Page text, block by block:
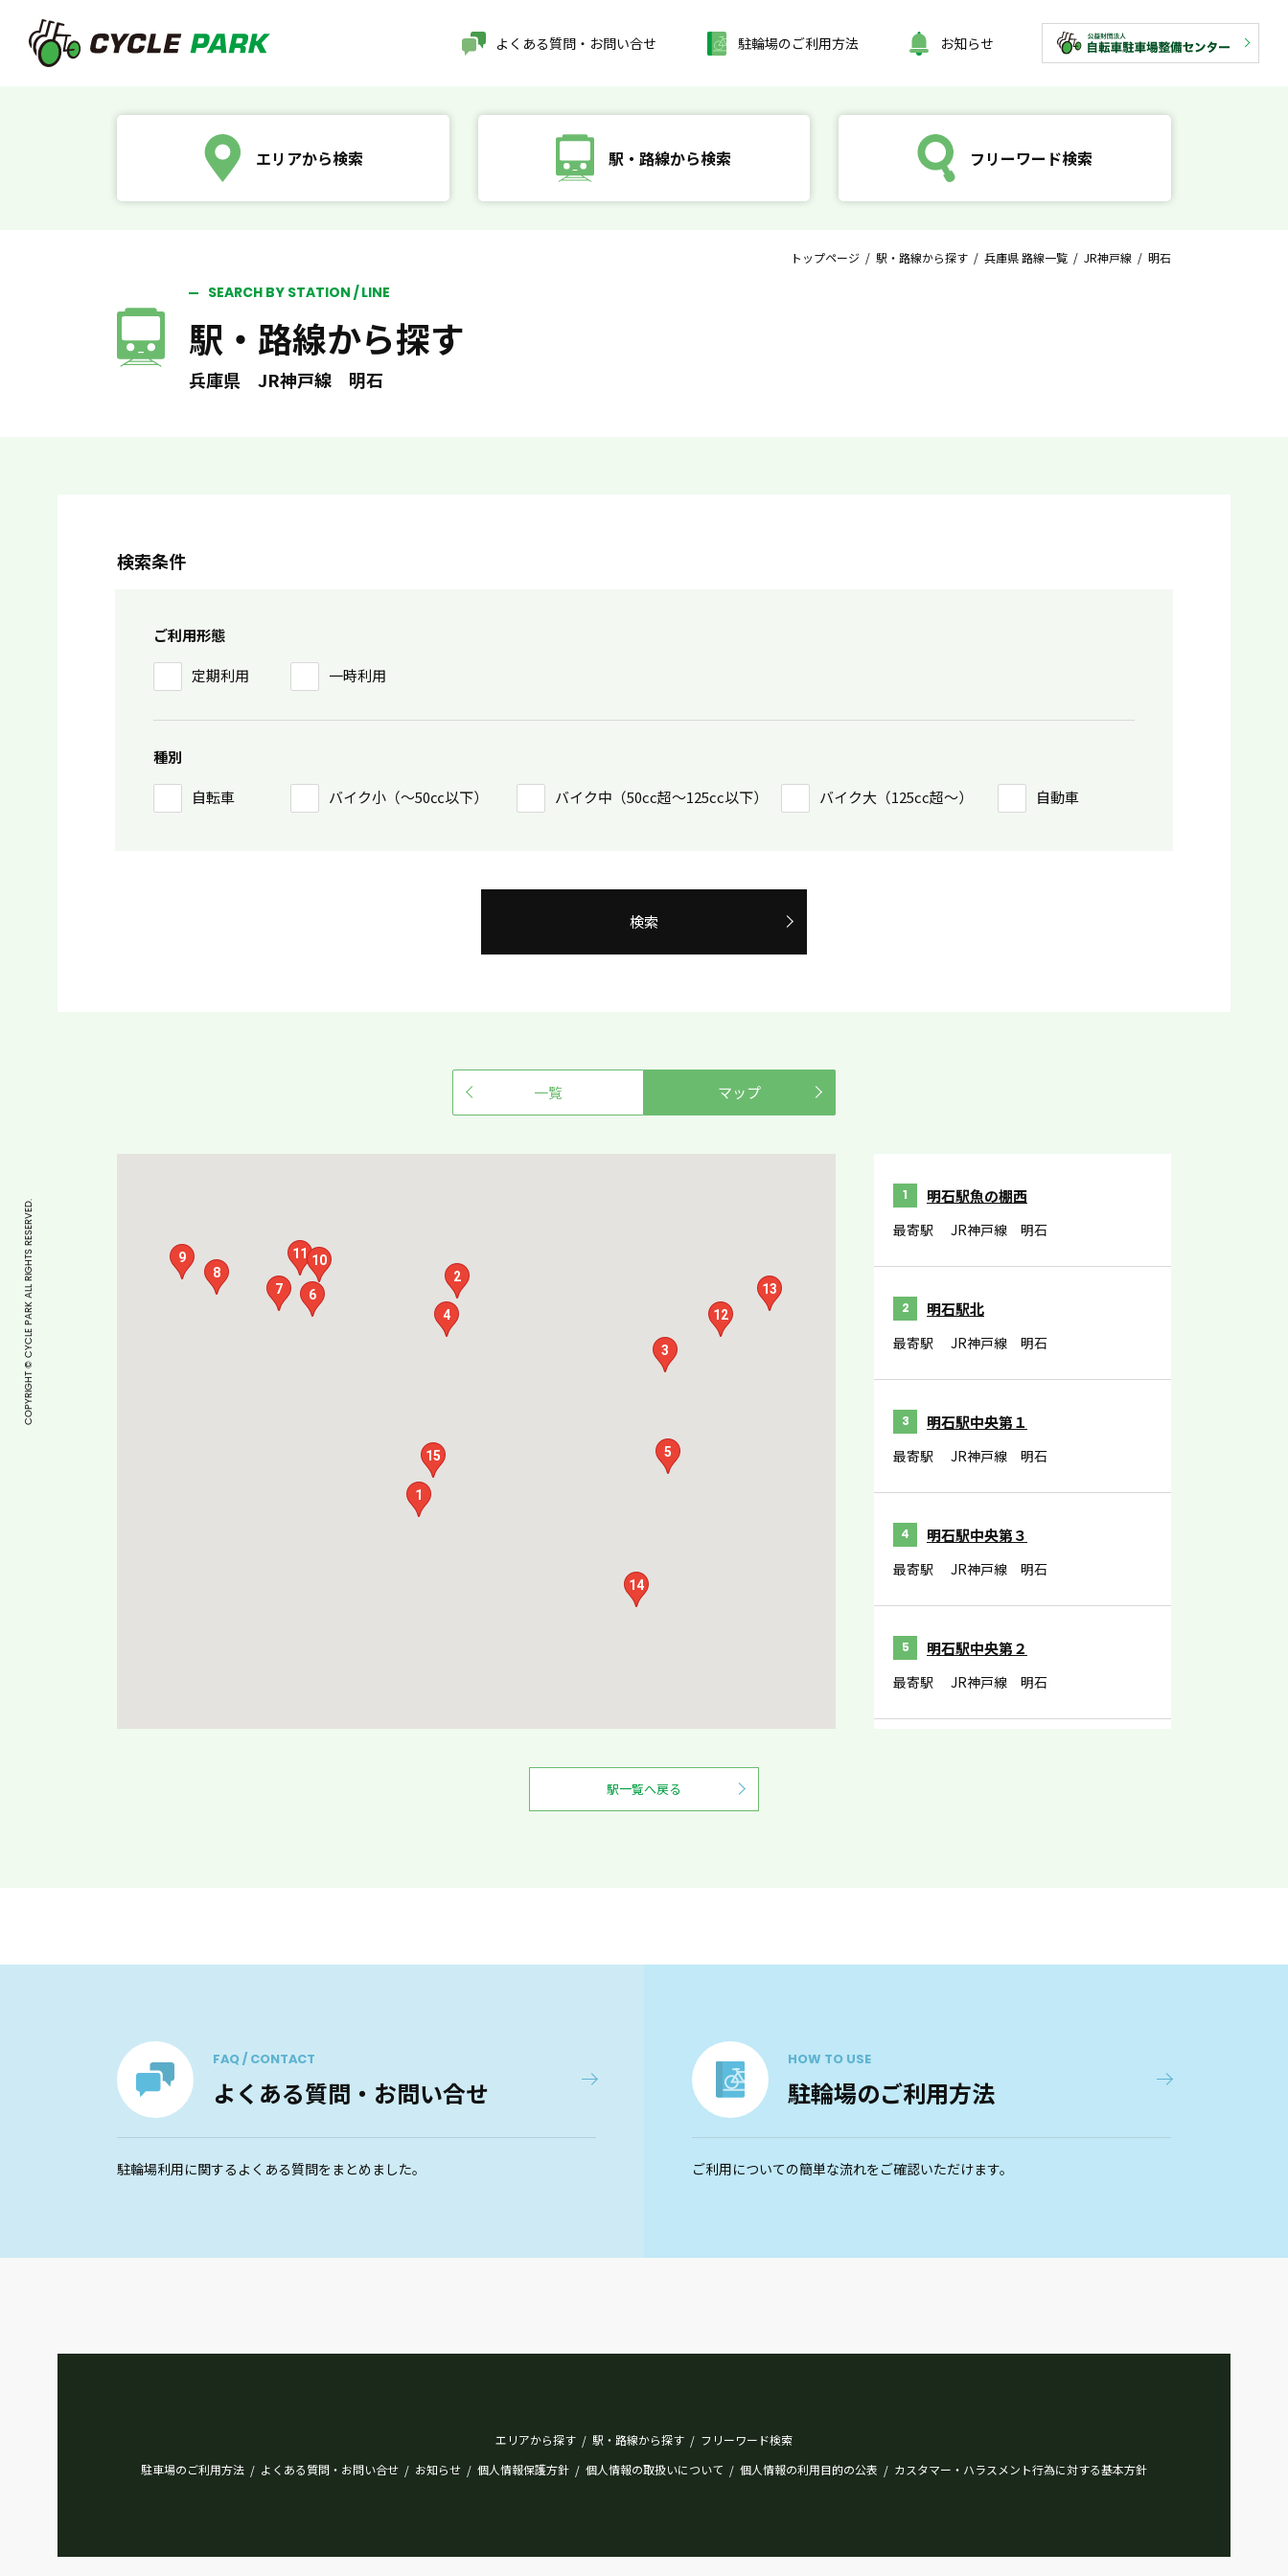
よくある質問・お問い合せ 駐輪場のご利用方法 お知らせ
エリアから検索 駅・路線から検索 フリーワード検索
トップページ / 駅・路線から探す / 兵庫県 路線一覧 / JR神戸線 / 明石
SEARCH BY STATION / LINE
駅・路線から探す
兵庫県 JR神戸線 明石
検索条件
ご利用形態
定期利用
一時利用
種別
自転車
バイク小（〜50㏄以下） バイク中（50cc超〜125cc以下） バイク大（125cc超〜） 自動車
検索
一覧 マップ
1
2
3
4
5
6
7
8
9 10
11
12
13
14
15
1 明石駅魚の棚西
最寄駅 JR神戸線 明石
2 明石駅北
最寄駅 JR神戸線 明石
3 明石駅中央第１
最寄駅 JR神戸線 明石
4 明石駅中央第３
最寄駅 JR神戸線 明石
5 明石駅中央第２
最寄駅 JR神戸線 明石
9 明石駅西第４
最寄駅 JR神戸線 明石
最寄駅 JR神戸線 明石
最寄駅 JR神戸線 明石
明石駅東バイク
駅一覧へ戻る
FAQ / CONTACT
よくある質問・お問い合せ
駐輪場利用に関するよくある質問をまとめました。
HOW TO USE
駐輪場のご利用方法
ご利用についての簡単な流れをご確認いただけます。
エリアから探す / 駅・路線から探す / フリーワード検索
駐車場のご利用方法 / よくある質問・お問い合せ / お知らせ / 個人情報保護方針 / 個人情報の取扱いについて / 個人情報の利用目的の公表 / カスタマー・ハラスメント行為に対する基本方針
COPYRIGHT © CYCLE PARK ALL RIGHTS RESERVED.